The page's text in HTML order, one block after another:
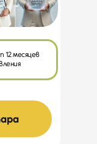
12 месяцев